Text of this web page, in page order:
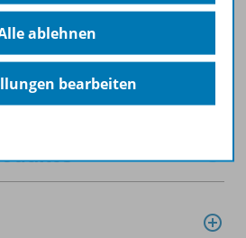
ablehnen
bearbeiten